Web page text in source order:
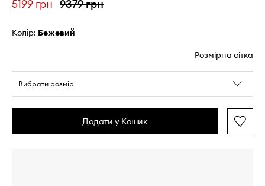
5199 грн 9379 грн
Колір: бежевий
Розмірна сітка
Вибрати розмір
Додати у Кошик